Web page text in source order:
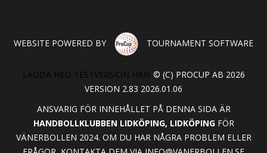
WEBSITE POWERED BY TOURNAMENT SOFTWARE
LADDA NED TESTVERSION HÄR! © (C) PROCUP AB 2026
VERSION 2.83 2026.01.06
ANSVARIG FÖR INNEHÅLLET PÅ DENNA SIDA ÄR
HANDBOLLKLUBBEN LIDKÖPING, LIDKÖPINGFÖR
VÄNERBOLLEN 2024. OM DU HAR NÅGRA PROBLEM ELLER